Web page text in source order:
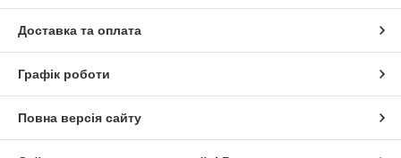
Доставка та оплата
Графік роботи
Повна версія сайту